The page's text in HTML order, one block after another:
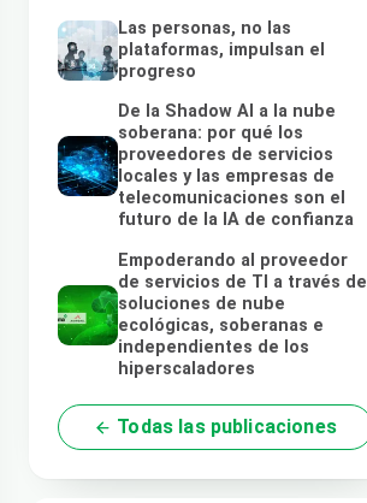
Las personas, no las
plataformas, impulsan el
progreso
De la Shadow AI a la nube
soberana: por qué los
proveedores de servicios
locales y las empresas de
telecomunicaciones son el
futuro de la IA de confianza
Empoderando al proveedor
de servicios de TI a través de
soluciones de nube
ecológicas, soberanas e
independientes de los
hiperscaladores
Todas las publicaciones